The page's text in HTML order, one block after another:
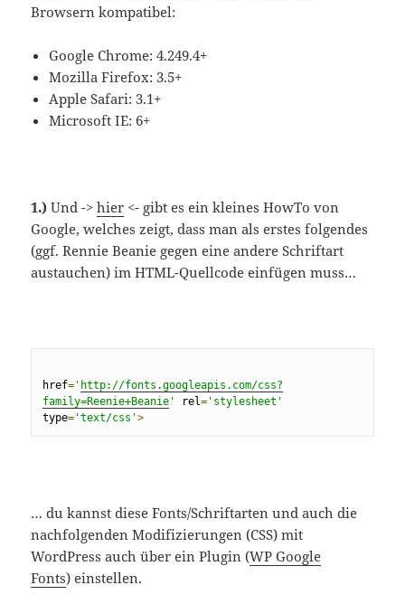
Browsern kompatibel:
Google Chrome: 4.249.4+
Mozilla Firefox: 3.5+
Apple Safari: 3.1+
Microsoft IE: 6+
1.) Und ->hier <- gibt es ein kleines HowTo von
Google, welches zeigt, dass man als erstes folgendes
(ggf. Rennie Beanie gegen eine andere Schriftart
austauchen) im HTML-Quellcode einfügen muss…
href= ' http://fonts.googleapis.com/css?
family=Reenie+Beanie ' rel= ' stylesheet '
type= 'text/css '>
… du kannst diese Fonts/Schriftarten und auch die
nachfolgenden Modifizierungen (CSS) mit
WordPress auch über ein Plugin (WP Google
Fonts) einstellen.